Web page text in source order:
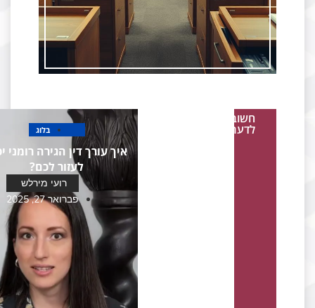
לדעת בלוג
איך עורך דין הגירה רומני יכול
לעזור לכם?
רועי מירלש
פברואר 27, 2025